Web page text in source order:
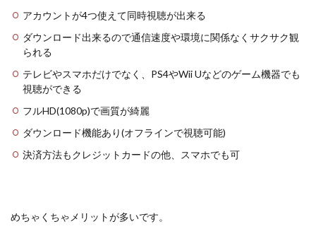
アカウントが4つ使えて同時視聴が出来る
ダウンロード出来るので通信速度や環境に関係なくサクサク観
られる
テレビやスマホだけでなく、PS4やWii Uなどのゲーム機器でも
視聴ができる
フルHD(1080p)で画質が綺麗
ダウンロード機能あり(オフラインで視聴可能)
決済方法もクレジットカードの他、スマホでも可
めちゃくちゃメリットが多いです。